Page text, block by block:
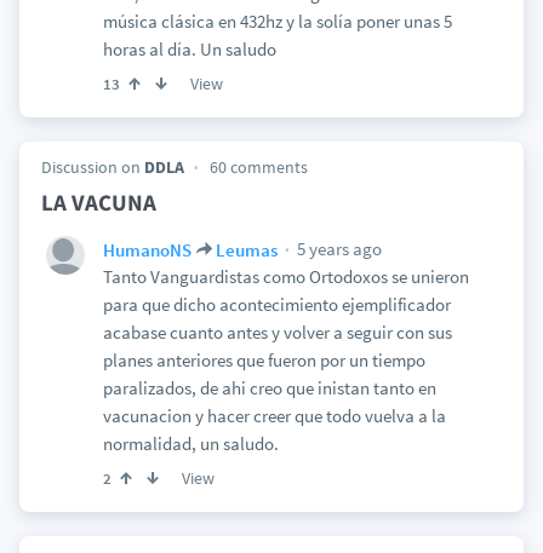
música clásica en 432hz y la solía poner unas 5
horas al día. Un saludo
13 View
Discussion on DDLA 60 comments
LA VACUNA
HumanoNS Leumas
5 years ago
Tanto Vanguardistas como Ortodoxos se unieron
para que dicho acontecimiento ejemplificador
acabase cuanto antes y volver a seguir con sus
planes anteriores que fueron por un tiempo
paralizados, de ahi creo que inistan tanto en
vacunacion y hacer creer que todo vuelva a la
normalidad, un saludo.
2 View